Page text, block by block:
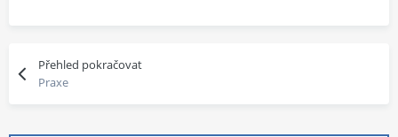
Přehled pokračovat
Praxe